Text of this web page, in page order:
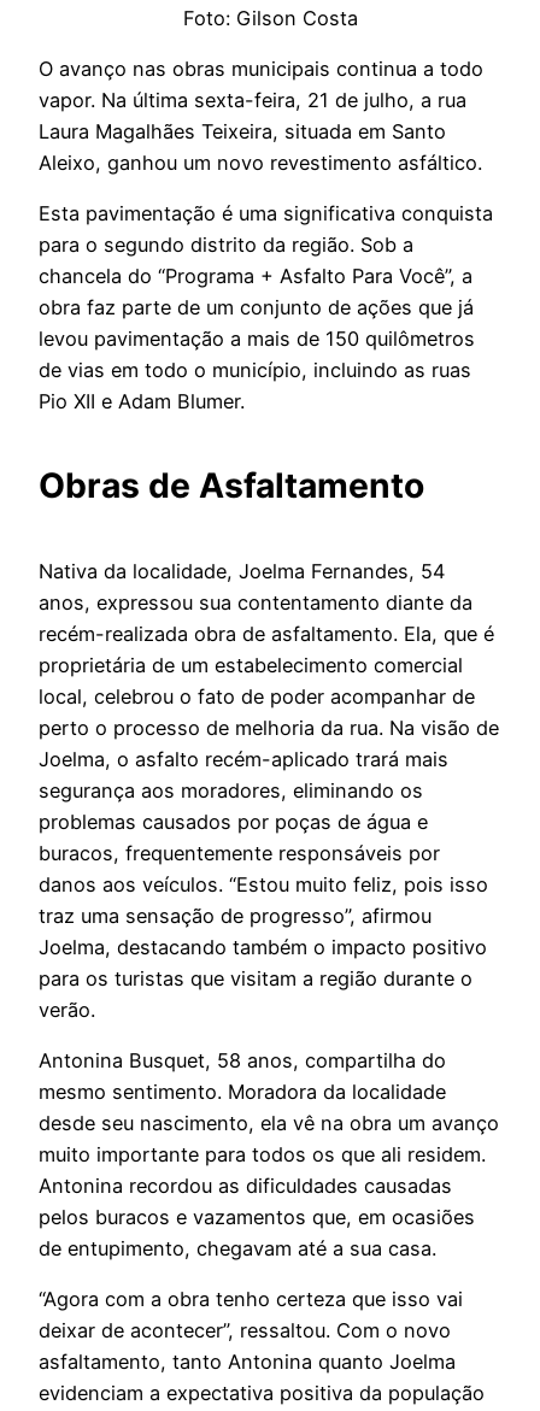
Foto: Gilson Costa
O avanço nas obras municipais continua a todo
vapor. Na última sexta-feira, 21 de julho, a rua
Laura Magalhães Teixeira, situada em Santo
Aleixo, ganhou um novo revestimento asfáltico.
Esta pavimentação é uma significativa conquista
para o segundo distrito da região. Sob a
chancela do “Programa + Asfalto Para Você”, a
obra faz parte de um conjunto de ações que já
levou pavimentação a mais de 150 quilômetros
de vias em todo o município, incluindo as ruas
Pio XII e Adam Blumer.
Obras de Asfaltamento
Nativa da localidade, Joelma Fernandes, 54
anos, expressou sua contentamento diante da
recém-realizada obra de asfaltamento. Ela, que é
proprietária de um estabelecimento comercial
local, celebrou o fato de poder acompanhar de
perto o processo de melhoria da rua. Na visão de
Joelma, o asfalto recém-aplicado trará mais
segurança aos moradores, eliminando os
problemas causados por poças de água e
buracos, frequentemente responsáveis por
danos aos veículos. “Estou muito feliz, pois isso
traz uma sensação de progresso”, afirmou
Joelma, destacando também o impacto positivo
para os turistas que visitam a região durante o
verão.
Antonina Busquet, 58 anos, compartilha do
mesmo sentimento. Moradora da localidade
desde seu nascimento, ela vê na obra um avanço
muito importante para todos os que ali residem.
Antonina recordou as dificuldades causadas
pelos buracos e vazamentos que, em ocasiões
de entupimento, chegavam até a sua casa.
“Agora com a obra tenho certeza que isso vai
deixar de acontecer”, ressaltou. Com o novo
asfaltamento, tanto Antonina quanto Joelma
evidenciam a expectativa positiva da população